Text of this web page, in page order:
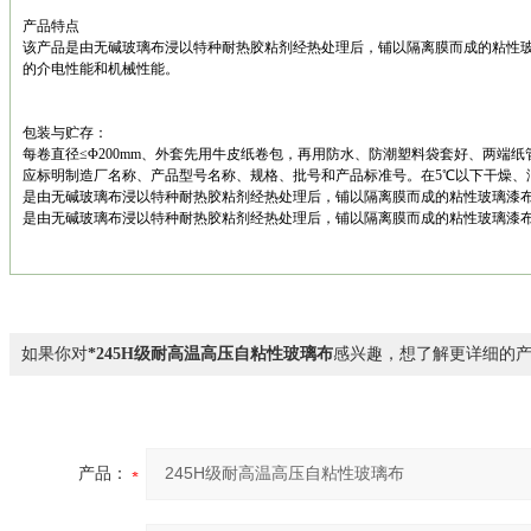
产品特点
该产品是由无碱玻璃布浸以特种耐热胶粘剂经热处理后，铺以隔离膜而成的粘性
的介电性能和机械性能。
包装与贮存：
每卷直径≤Φ200mm、外套先用牛皮纸卷包，再用防水、防潮塑料袋套好、两端
应标明制造厂名称、产品型号名称、规格、批号和产品标准号。在5℃以下干燥
是由无碱玻璃布浸以特种耐热胶粘剂经热处理后，铺以隔离膜而成的粘性玻璃漆
是由无碱玻璃布浸以特种耐热胶粘剂经热处理后，铺以隔离膜而成的粘性玻璃漆
如果你对*245H级耐高温高压自粘性玻璃布感兴趣，想了解更详细的
产品：